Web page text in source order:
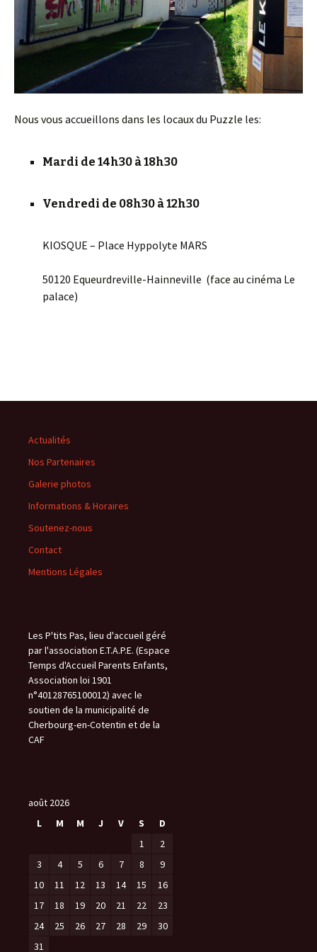
Nous vous accueillons dans les locaux du Puzzle les:
Mardi de 14h30 à 18h30
Vendredi de 08h30 à 12h30
KIOSQUE – Place Hyppolyte MARS
50120 Equeurdreville-Hainneville (face au cinéma Le
palace)
Actualités
Nos Partenaires
Galerie photos
Informations & Horaires
Soutenez-nous
Contact
Mentions Légales
Les P'tits Pas, lieu d'accueil géré
par l'association E.T.A.P.E. (Espace
Temps d'Accueil Parents Enfants,
Association loi 1901
n°40128765100012) avec le
soutien de la municipalité de
Cherbourg-en-Cotentin et de la
CAF
août 2026
L
M M J V S
D
1
2
3
4 5 6 7 8
9
10
11 12 13 14 15
16
17
18 19 20 21 22
23
24
25 26 27 28 29
30
31